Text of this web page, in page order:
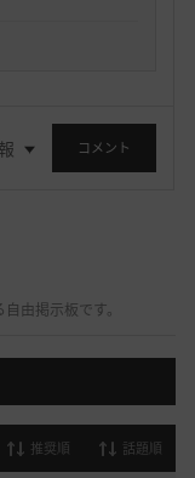
コメント
由掲示板です。
推奨順 話題順